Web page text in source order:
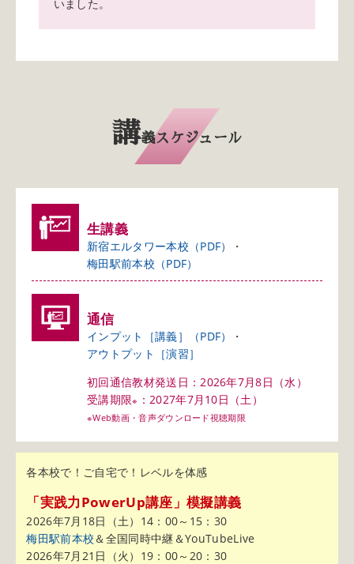
いました。
講義スケジュール
生講義
新宿エルタワー本校（PDF）
梅田駅前本校（PDF）
通信
インプット［講義］（PDF）
アウトプット［演習］
初回通信教材発送日：2026年7月8日（水）
受講期限※ ： 2027年7月10日（土）
※Web動画・音声ダウンロード視聴期限
各本校で！ご自宅で！レベルを体感
「実践力PowerUp講座」模擬講義
2026年7月18日（土）14：00～15：30
梅田駅前本校 ＆全国同時中継＆YouTubeLive
2026年7月21日（火）19：00～20：30